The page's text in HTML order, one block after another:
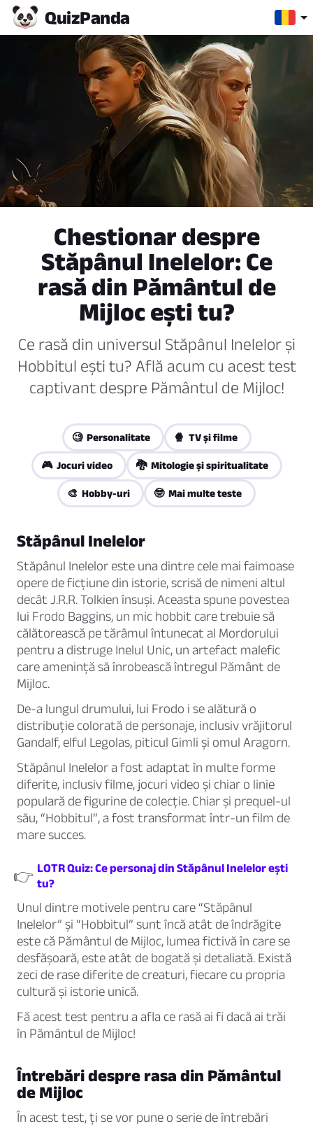
QuizPanda
Chestionar despre
Stăpânul Inelelor: Ce
rasă din Pământul de
Mijloc ești tu?
Ce rasă din universul Stăpânul Inelelor și
Hobbitul ești tu? Află acum cu acest test
captivant despre Pământul de Mijloc!
🧐 Personalitate 🍿 TV și filme
🎮 Jocuri video 🐉 Mitologie și spiritualitate
🎨 Hobby-uri 🤓 Mai multe teste
Stăpânul Inelelor
Stăpânul Inelelor este una dintre cele mai faimoase
opere de ficțiune din istorie, scrisă de nimeni altul
decât J.R.R. Tolkien însuși. Aceasta spune povestea
lui Frodo Baggins, un mic hobbit care trebuie să
călătorească pe tărâmul întunecat al Mordorului
pentru a distruge Inelul Unic, un artefact malefic
care amenință să înrobească întregul Pământ de
Mijloc.
De-a lungul drumului, lui Frodo i se alătură o
distribuție colorată de personaje, inclusiv vrăjitorul
Gandalf, elful Legolas, piticul Gimli și omul Aragorn.
Stăpânul Inelelor a fost adaptat în multe forme
diferite, inclusiv filme, jocuri video și chiar o linie
populară de figurine de colecție. Chiar și prequel-ul
său, “Hobbitul”, a fost transformat într-un film de
mare succes.
👉 LOTR Quiz: Ce personaj din Stăpânul Inelelor ești
tu?
Unul dintre motivele pentru care “Stăpânul
Inelelor” și “Hobbitul” sunt încă atât de îndrăgite
este că Pământul de Mijloc, lumea fictivă în care se
desfășoară, este atât de bogată și detaliată. Există
zeci de rase diferite de creaturi, fiecare cu propria
cultură și istorie unică.
Fă acest test pentru a afla ce rasă ai fi dacă ai trăi
în Pământul de Mijloc!
Întrebări despre rasa din Pământul
de Mijloc
În acest test, ți se vor pune o serie de întrebări